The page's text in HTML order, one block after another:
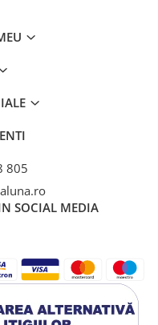
805
SOCIAL MEDIA